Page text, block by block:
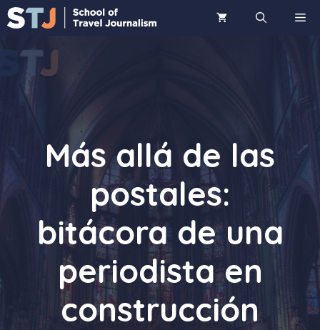
Saltar
al
Más allá de las
postales:
bitácora de una
periodista en
construcción